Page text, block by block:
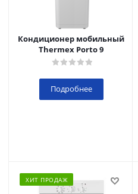
Кондиционер мобильный
Thermex Porto 9
Подробнее
ХИТ ПРОДАЖ